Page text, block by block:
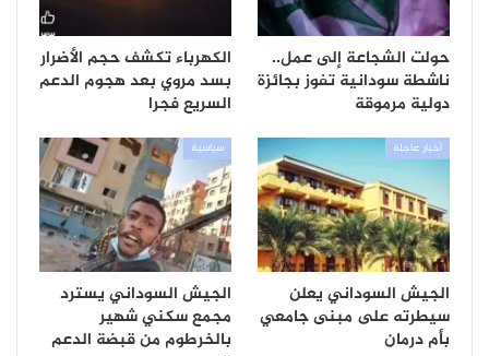
حولت الشجاعة إلى عمل..
ناشطة سودانية تفوز بجائزة
دولية مرموقة
الكهرباء تكشف حجم الأضرار
بسد مروي بعد هجوم الدعم
السريع فجرا
أخبار عاجلة
الجيش السوداني يعلن
سيطرته على مبنى جامعي
بأم درمان
سياسية
الجيش السوداني يسترد
مجمع سكني شهير
بالخرطوم من قبضة الدعم